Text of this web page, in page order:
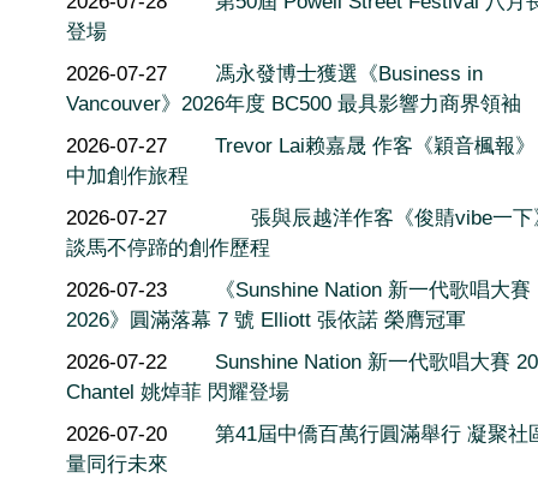
登場
2026-07-27
馮永發博士獲選《Business in
Vancouver》2026年度 BC500 最具影響力商界領袖
2026-07-27
Trevor Lai赖嘉晟 作客《穎音楓報
中加創作旅程
2026-07-27
張與辰越洋作客《俊䝼vibe一下
談馬不停蹄的創作歷程
2026-07-23
《Sunshine Nation 新一代歌唱大賽
2026》圓滿落幕 7 號 Elliott 張依諾 榮膺冠軍
2026-07-22
Sunshine Nation 新一代歌唱大賽
Chantel 姚焯菲 閃耀登場
2026-07-20
第41屆中僑百萬行圓滿舉行 凝聚社
量同行未來